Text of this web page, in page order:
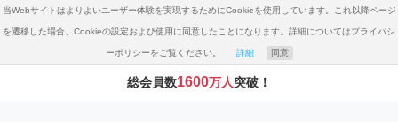
当Webサイトはよりよいユーザー体験を実現するためにCookieを使用しています。これ以降ページ
を遷移した場合、Cookieの設定および使用に同意したことになります。詳細についてはプライバシ
ーポリシーをご覧ください。 詳細 同意
総会員数1600万人突破！